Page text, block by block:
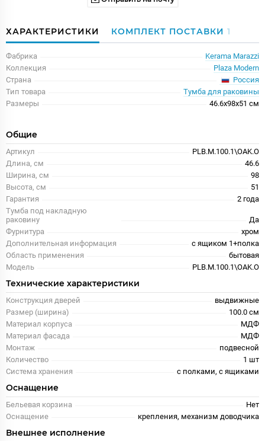
ХАРАКТЕРИСТИКИ КОМПЛЕКТ ПОСТАВКИ 1
Фабрика
Kerama Marazzi
Коллекция
Plaza Modern
Страна
Россия
Тип товара
Тумба для раковины
Размеры
46.6x98x51 см
Общие
Артикул
PLB.M.100.1\OAK.O
Длина, см
46.6
Ширина, см
98
Высота, см
51
Гарантия
2 года
Тумба под накладную
раковину
Да
Фурнитура
хром
Дополнительная информация
с ящиком 1+полка
Область применения
бытовая
Модель
PLB.M.100.1\OAK.O
Технические характеристики
Конструкция дверей
выдвижные
Размер (ширина)
100.0 см
Материал корпуса
МДФ
Материал фасада
МДФ
Монтаж
подвесной
Количество
1 шт
Система хранения
с полками, с ящиками
Оснащение
Бельевая корзина
Нет
Оснащение
крепления, механизм доводчика
Внешнее исполнение